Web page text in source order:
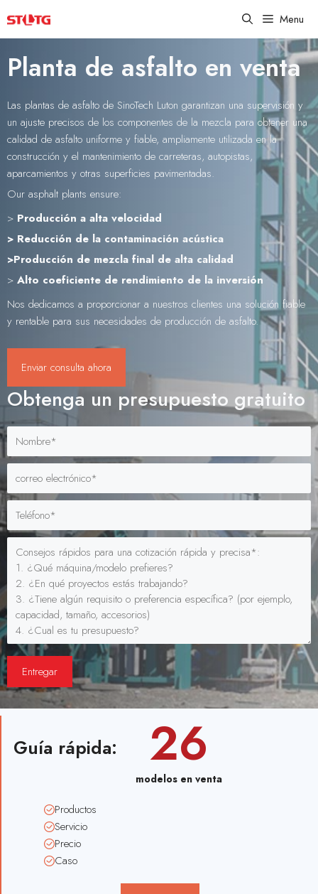
content
Menu
Planta de asfalto en venta
Las plantas de asfalto de SinoTech Luton garantizan una supervisión y
un ajuste precisos de los componentes de la mezcla para obtener una
calidad de asfalto uniforme y fiable, ampliamente utilizada en la
construcción y el mantenimiento de carreteras, autopistas,
aparcamientos y otras superficies pavimentadas.
Our asphalt plants ensure:
> Producción a alta velocidad
> Reducción de la contaminación acústica
>Producción de mezcla final de alta calidad
> Alto coeficiente de rendimiento de la inversión
Nos dedicamos a proporcionar a nuestros clientes una solución fiable
y rentable para sus necesidades de producción de asfalto.
Enviar consulta ahora
Obtenga un presupuesto gratuito
Guía rápida: 26
modelos en venta
Productos
Servicio
Precio
Caso